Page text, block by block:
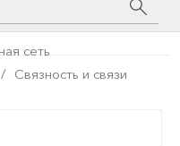
сеть
Связность и связи